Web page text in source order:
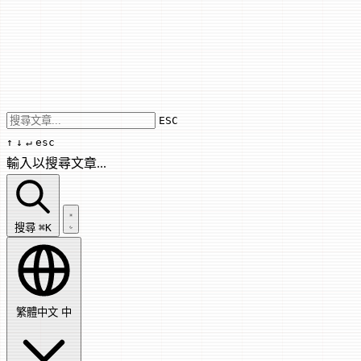
Use arrow keys to navigate results,
ESC
↑ ↓ ↵ esc
輸入以搜尋文章...
搜尋文章...
搜尋 ⌘K
繁體中文 中